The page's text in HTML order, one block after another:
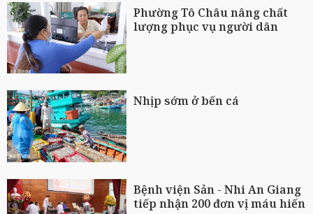
Phường Tô Châu nâng chất
lượng phục vụ người dân
Nhịp sớm ở bến cá
Bệnh viện Sản - Nhi An Giang
tiếp nhận 200 đơn vị máu hiến